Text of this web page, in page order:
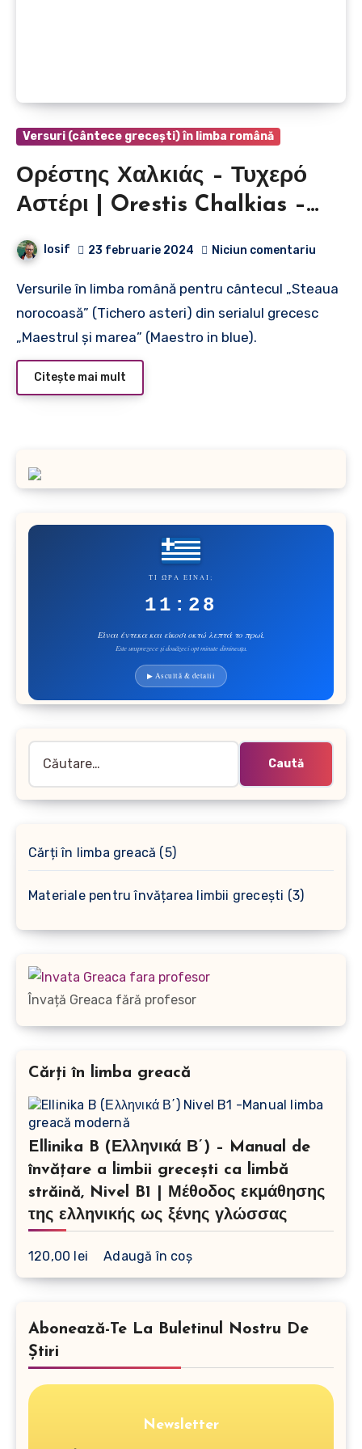
Versuri (cântece grecești) în limba română
Ορέστης Χαλκιάς – Τυχερό
Αστέρι | Orestis Chalkias –
Steaua norocoasă (din serialul
grecesc „Maestrul și marea”)
Iosif 23 februarie 2024 Niciun comentariu
Versurile în limba română pentru cântecul „Steaua
norocoasă” (Tichero asteri) din serialul grecesc
„Maestrul și marea” (Maestro in blue).
Citește mai mult
ΤΙ ΏΡΑ ΕΊΝΑΙ;
11:28
Είναι έντεκα και είκοσι οκτώ λεπτά το πρωί.
Este unsprezece și douăzeci opt minute dimineața.
▶ Ascultă & detalii
după:
Cărți în limba greacă 55
produse
Materiale pentru învățarea limbii grecești
33
Învață Greaca fără profesor
Cărți în limba greacă
Ellinika B (Ελληνικά Β΄) – Manual de
învățare a limbii grecești ca limbă
străină, Nivel B1 | Μέθοδος εκμάθησης
της ελληνικής ως ξένης γλώσσας
120,00 lei Adaugă în coș
Abonează-Te La Buletinul Nostru De
Știri
Newsletter